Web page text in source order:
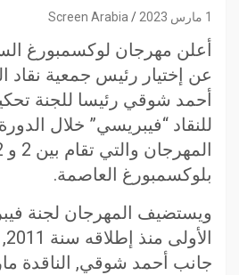
1 مارس 2023 Screen Arabia
أعلن مهرجان لوكسمبورغ
عن إختيار رئيس جمعية نقاد
أحمد شوقي رئيسا للجنة
للنقاد “فيبريسي” خلال
بلوكسمبورغ العاصمة.
ويستضيف المهرجان لجنة
جانب أحمد شوقي, الناقدة